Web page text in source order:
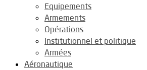
Equipements
Armements
Opérations
Institutionnel et politique
Armées
Aéronautique